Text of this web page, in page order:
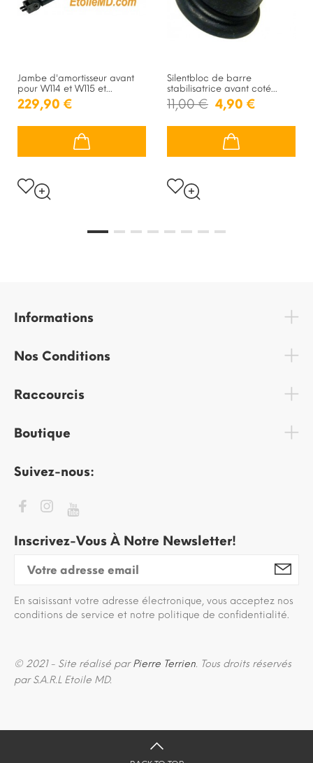
Jambe d'amortisseur avant
pour W114 et W115 et...
229,90 €
Silentbloc de barre
stabilisatrice avant coté...
11,00 € 4,90 €
Informations
Nos Conditions
Raccourcis
Boutique
Suivez-nous:
Inscrivez-Vous À Notre Newsletter!
En saisissant votre adresse électronique, vous acceptez nos
conditions de service et notre politique de confidentialité.
© 2021 - Site réalisé parPierre Terrien. Tous droits réservés
par S.A.R.L Etoile MD.